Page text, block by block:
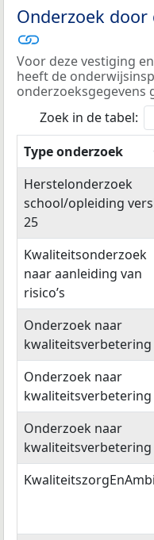
Onderzoek
Voor deze vestiging
heeft de
onderzoeksgegevens
Zoek in de tabel:
Type onderzoek
Type onderzoek
Herstelonderzoek
school/opleiding
25
Kwaliteitsonderzoek
naar aanleiding van
risico’s
Onderzoek naar
kwaliteitsverbetering
Onderzoek naar
kwaliteitsverbetering
Onderzoek naar
kwaliteitsverbetering